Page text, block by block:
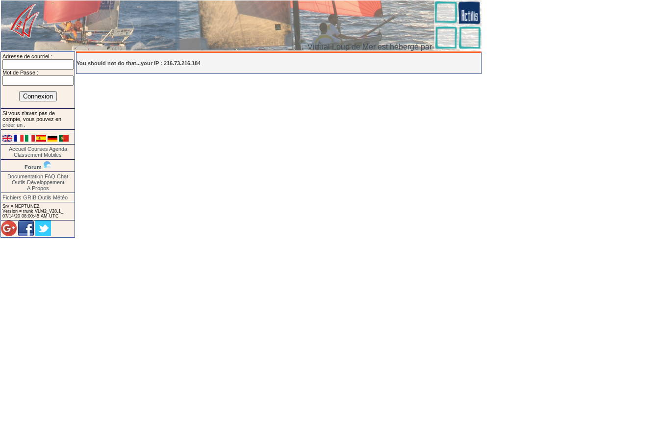
Virtual Loup de Mer est hébergé par
Adresse de courriel :
Mot de Passe :
Si vous n'avez pas de
compte, vous pouvez en
créer un
Accueil Courses Agenda
Classement Mobiles
Forum
Documentation FAQ Chat
Outils Développement
A Propos
Fichiers GRIB Outils Météo
Srv = NEPTUNE2.
Version = trunk VLM2_V28.1_
07/14/20 08:00:45 AM UTC
You should not do that...your IP : 216.73.216.184